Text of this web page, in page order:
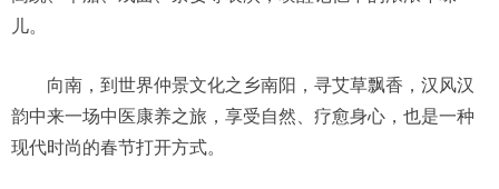
儿。
向南，到世界仲景文化之乡南阳，寻艾草飘香，汉风汉
韵中来一场中医康养之旅，享受自然、疗愈身心，也是一种
现代时尚的春节打开方式。